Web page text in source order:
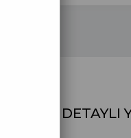
GRİ PENS DETAYLI